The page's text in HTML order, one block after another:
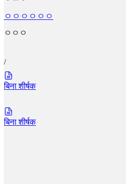
ㅇㅇㅇ ㅇㅇㅇ
ㅇㅇㅇ
/
बिना शीर्षक
बिना शीर्षक